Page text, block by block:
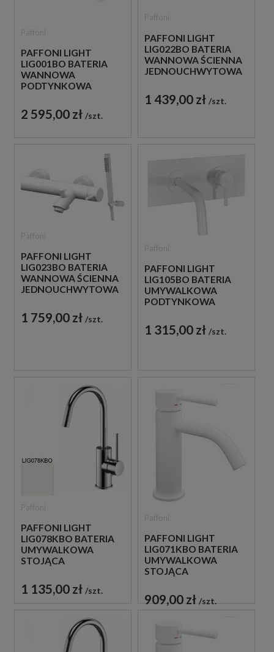
PAFFONI LIGHT
LIG001BO BATERIA
WANNOWA
PODTYNKOWA
BIAŁA
2 595,00 zł szt.
PAFFONI LIGHT
LIG022BO BATERIA
WANNOWA ŚCIENNA
JEDNOUCHWYTOWA
1 439,00 zł szt.
PAFFONI LIGHT
LIG023BO BATERIA
WANNOWA ŚCIENNA
JEDNOUCHWYTOWA
1 759,00 zł szt.
PAFFONI LIGHT
LIG105BO BATERIA
UMYWALKOWA
PODTYNKOWA
BIAŁA
1 315,00 zł szt.
PAFFONI LIGHT
LIG078KBO BATERIA
UMYWALKOWA
STOJĄCA
BIAŁA
1 135,00 zł szt.
PAFFONI LIGHT
LIG071KBO BATERIA
UMYWALKOWA
STOJĄCA
BIAŁA
909,00 zł szt.